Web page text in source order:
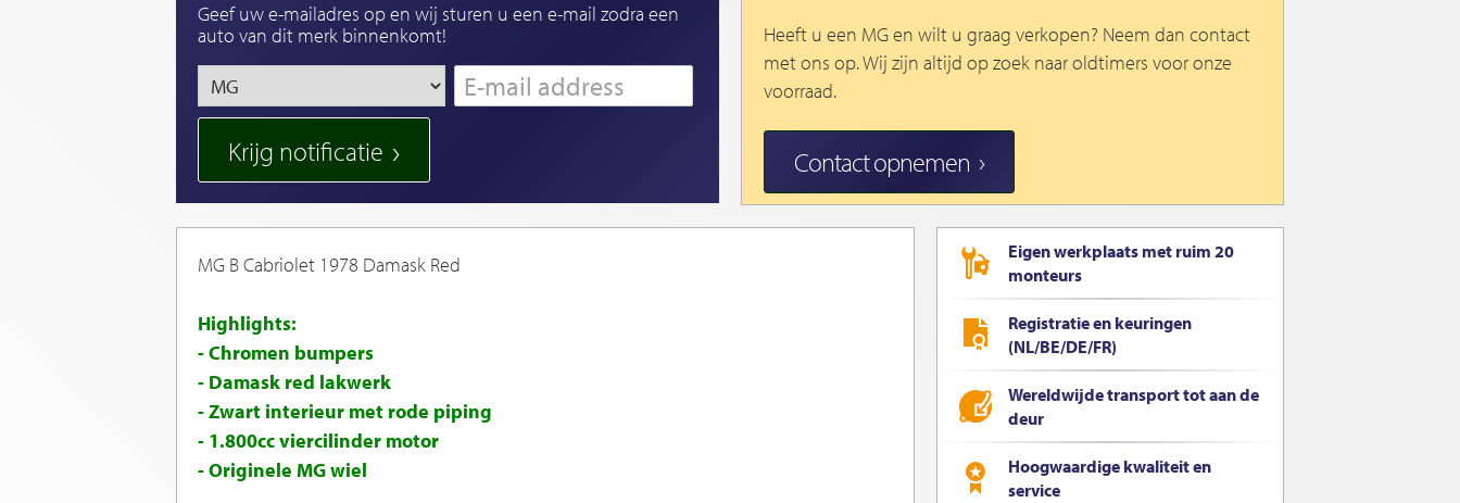
Geef uw e-mailadres op en wij sturen u een e-mail zodra een
auto van dit merk binnenkomt!
Krijg notificatie
Heeft u een MG en wilt u graag verkopen? Neem dan contact
met ons op. Wij zijn altijd op zoek naar oldtimers voor onze
voorraad.
Contact opnemen
MG B Cabriolet 1978 Damask Red
Highlights:
- Chromen bumpers
- Damask red lakwerk
- Zwart interieur met rode piping
- 1.800cc viercilinder motor
- Originele MG wiel
Eigen werkplaats met ruim 20
monteurs
Registratie en keuringen
(NL/BE/DE/FR)
Wereldwijde transport tot aan de
deur
Hoogwaardige kwaliteit en
service